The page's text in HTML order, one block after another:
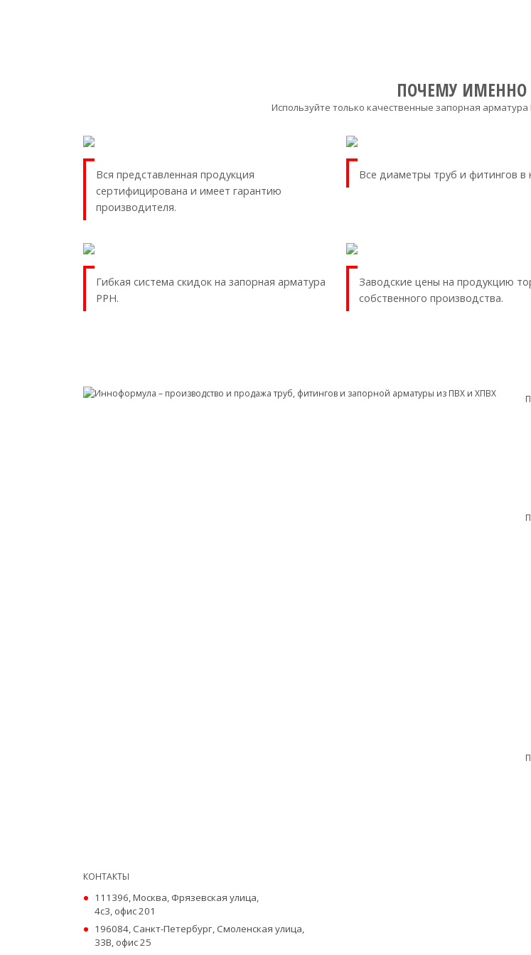
ПОЧЕМУ
Используйте только качественные запорная
Вся представленная продукция
сертифицирована и имеет гарантию
производителя.
Все диаметры труб и фитингов в
Гибкая система скидок на запорная арматура
PPH.
Заводские цены на продукцию
собственного производства.
КОНТАКТЫ
111396, Москва, Фрязевская улица,
4с3, офис 201
196084, Санкт-Петербург, Смоленская улица,
33В, офис 25